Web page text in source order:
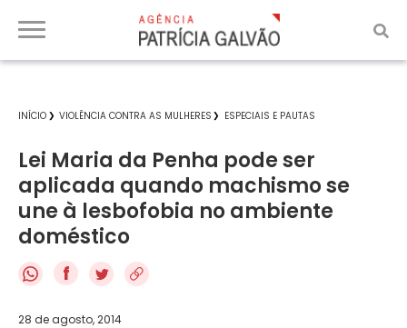
INÍCIO VIOLÊNCIA CONTRA AS MULHERES ESPECIAIS E PAUTAS
Lei Maria da Penha pode ser
aplicada quando machismo se
une à lesbofobia no ambiente
doméstico
f
28 de agosto, 2014